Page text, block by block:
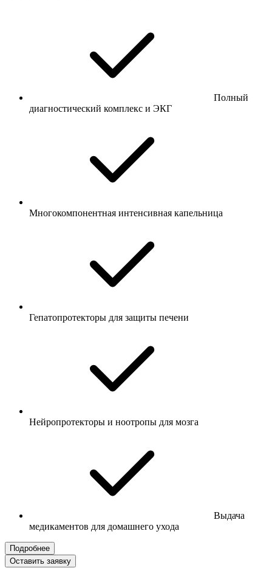
Полный
диагностический комплекс и ЭКГ
Многокомпонентная интенсивная капельница
Гепатопротекторы для защиты печени
Нейропротекторы и ноотропы для мозга
Выдача
медикаментов для домашнего ухода
Подробнее
Оставить заявку